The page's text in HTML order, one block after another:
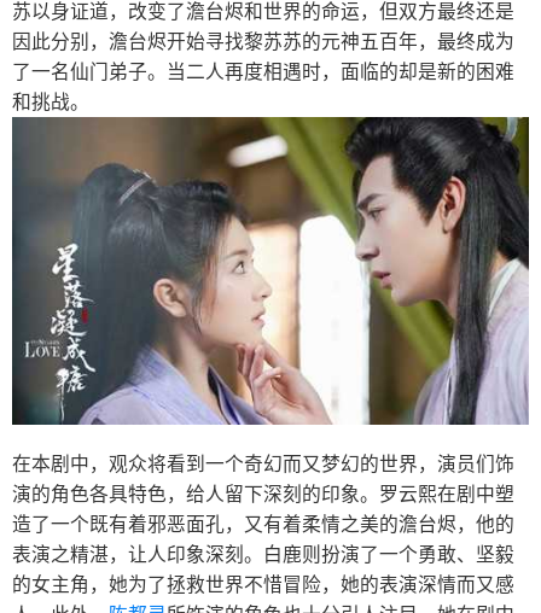
苏以身证道，改变了澹台烬和世界的命运，但双方最终还是
因此分别，澹台烬开始寻找黎苏苏的元神五百年，最终成为
了一名仙门弟子。当二人再度相遇时，面临的却是新的困难
和挑战。
在本剧中，观众将看到一个奇幻而又梦幻的世界，演员们饰
演的角色各具特色，给人留下深刻的印象。罗云熙在剧中塑
造了一个既有着邪恶面孔，又有着柔情之美的澹台烬，他的
表演之精湛，让人印象深刻。白鹿则扮演了一个勇敢、坚毅
的女主角，她为了拯救世界不惜冒险，她的表演深情而又感